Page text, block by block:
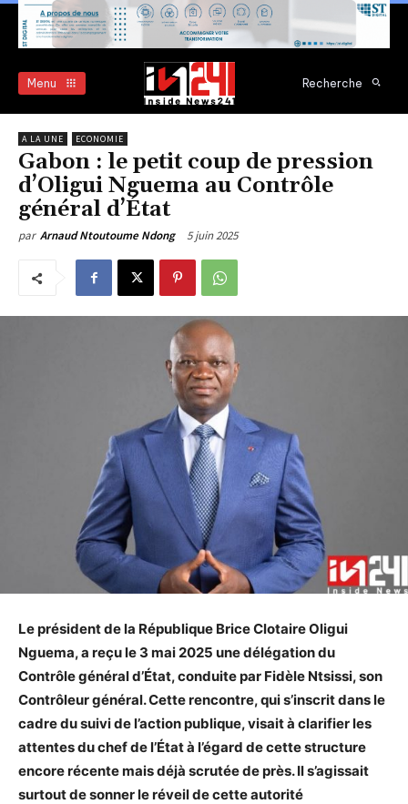
Menu Recherche
A LA UNE ECONOMIE
Gabon : le petit coup de pression
d’Oligui Nguema au Contrôle
général d’État
par Arnaud Ntoutoume Ndong 5 juin 2025
Le président de la République Brice Clotaire Oligui
Nguema, a reçu le 3 mai 2025 une délégation du
Contrôle général d’État, conduite par Fidèle Ntsissi, son
Contrôleur général. Cette rencontre, qui s’inscrit dans le
cadre du suivi de l’action publique, visait à clarifier les
attentes du chef de l’État à l’égard de cette structure
encore récente mais déjà scrutée de près. Il s’agissait
surtout de sonner le réveil de cette autorité